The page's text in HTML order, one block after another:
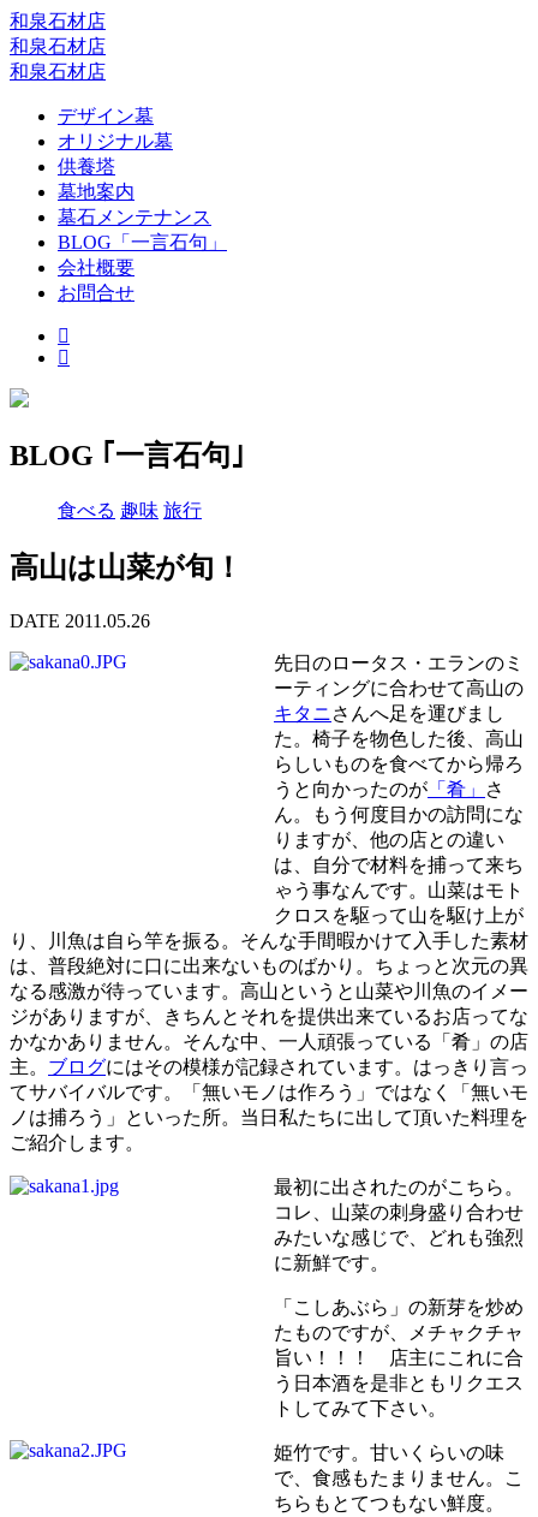
和泉石材店
和泉石材店
和泉石材店
デザイン墓
オリジナル墓
供養塔
墓地案内
墓石メンテナンス
BLOG「一言石句」
会社概要
お問合せ
BLOG ｢一言石句｣
食べる 趣味 旅行
高山は山菜が旬！
DATE 2011.05.26
先日のロータス・エランのミ
ーティングに合わせて高山の
キタニさんへ足を運びまし
た。椅子を物色した後、高山
らしいものを食べてから帰ろ
うと向かったのが 「肴」
さ
ん。もう何度目かの訪問にな
りますが、他の店との違い
は、自分で材料を捕って来ち
ゃう事なんです。山菜はモト
クロスを駆って山を駆け上が
り、川魚は自ら竿を振る。そんな手間暇かけて入手した素材
は、普段絶対に口に出来ないものばかり。ちょっと次元の異
なる感激が待っています。高山というと山菜や川魚のイメー
ジがありますが、きちんとそれを提供出来ているお店ってな
かなかありません。そんな中、一人頑張っている「肴」の店
主。 ブログにはその模様が記録されています。はっきり言っ
てサバイバルです。「無いモノは作ろう」ではなく「無いモ
ノは捕ろう」といった所。当日私たちに出して頂いた料理を
ご紹介します。
最初に出されたのがこちら。
コレ、山菜の刺身盛り合わせ
みたいな感じで、どれも強烈
に新鮮です。
「こしあぶら」の新芽を炒め
たものですが、メチャクチャ
旨い！！！ 店主にこれに合
う日本酒を是非ともリクエス
トしてみて下さい。
姫竹です。甘いくらいの味
で、食感もたまりません。こ
ちらもとてつもない鮮度。